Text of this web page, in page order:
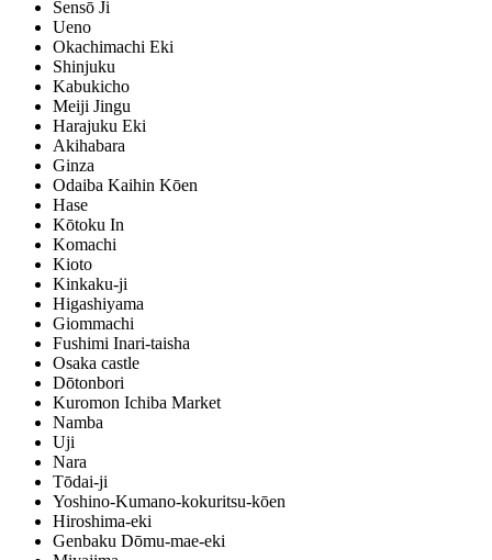
Sensō Ji
Ueno
Okachimachi Eki
Shinjuku
Kabukicho
Meiji Jingu
Harajuku Eki
Akihabara
Ginza
Odaiba Kaihin Kōen
Hase
Kōtoku In
Komachi
Kioto
Kinkaku-ji
Higashiyama
Giommachi
Fushimi Inari-taisha
Osaka castle
Dōtonbori
Kuromon Ichiba Market
Namba
Uji
Nara
Tōdai-ji
Yoshino-Kumano-kokuritsu-kōen
Hiroshima-eki
Genbaku Dōmu-mae-eki